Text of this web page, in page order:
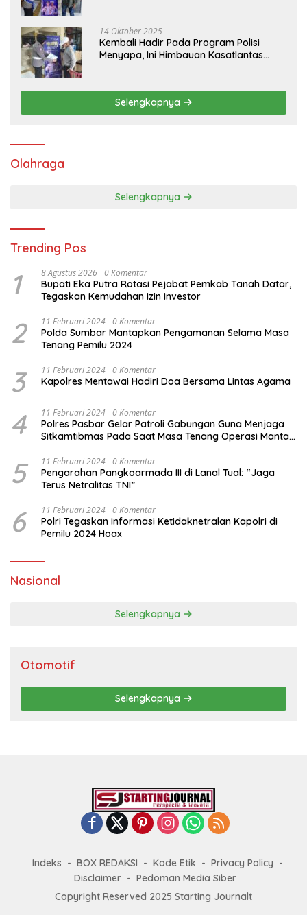
14 Oktober 2025
Kembali Hadir Pada Program Polisi
Menyapa, Ini Himbauan Kasatlantas
Selengkapnya
Olahraga
Selengkapnya
Trending Pos
1 8 Agustus 2026 0 Komentar
Bupati Eka Putra Rotasi Pejabat Pemkab Tanah Datar,
Tegaskan Kemudahan Izin Investor
2 11 Februari 2024 0 Komentar
Polda Sumbar Mantapkan Pengamanan Selama Masa
Tenang Pemilu 2024
3 11 Februari 2024 0 Komentar
Kapolres Mentawai Hadiri Doa Bersama Lintas Agama
4 11 Februari 2024 0 Komentar
Polres Pasbar Gelar Patroli Gabungan Guna Menjaga
Sitkamtibmas Pada Saat Masa Tenang Operasi Mantap
5 11 Februari 2024 0 Komentar
Pengarahan Pangkoarmada III di Lanal Tual: “Jaga
Terus Netralitas TNI”
6 11 Februari 2024 0 Komentar
Polri Tegaskan Informasi Ketidaknetralan Kapolri di
Pemilu 2024 Hoax
Nasional
Selengkapnya
Otomotif
Selengkapnya
Indeks BOX REDAKSI Kode Etik
Privacy Policy
Disclaimer
Pedoman Media Siber
Copyright Reserved 2025 Starting Journalt